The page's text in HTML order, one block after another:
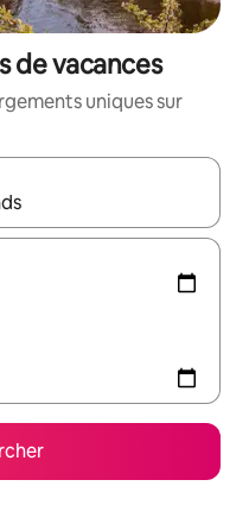
de vacances
uniques sur
utilisez les flèches vers le